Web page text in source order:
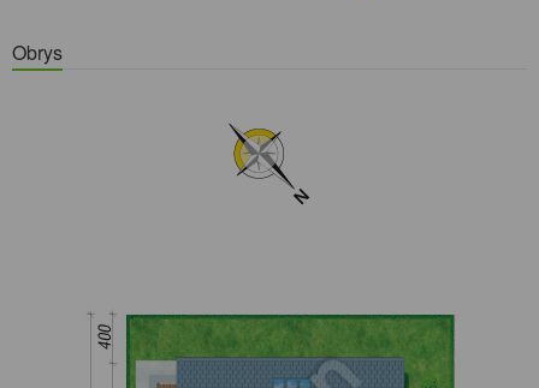
Obrys